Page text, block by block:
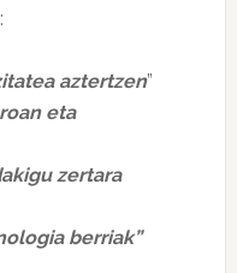
aztertzen”
eta
zertara
berriak”